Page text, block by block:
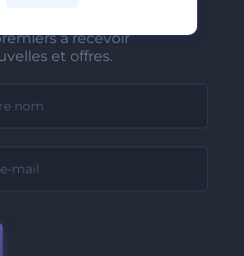
à recevoir
et offres.